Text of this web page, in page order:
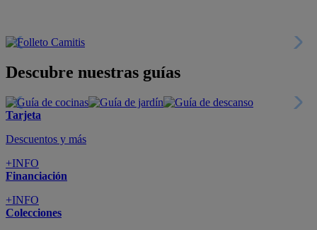
Descubre nuestras guías
Tarjeta
Descuentos y más
+INFO
Financiación
+INFO
Colecciones